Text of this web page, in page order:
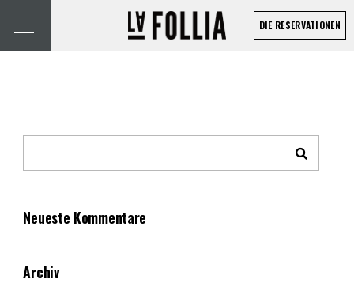
DIE RESERVATIONEN
Neueste Kommentare
Archiv